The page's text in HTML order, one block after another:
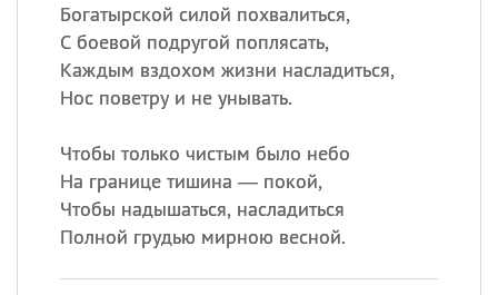
Богатырской силой похвалиться,
С боевой подругой поплясать,
Каждым вздохом жизни насладиться,
Нос поветру и не унывать.
Чтобы только чистым было небо
На границе тишина — покой,
Чтобы надышаться, насладиться
Полной грудью мирною весной.
Сегодня празднуют именины
Акакий
Алена,Анастасия
Антонина,